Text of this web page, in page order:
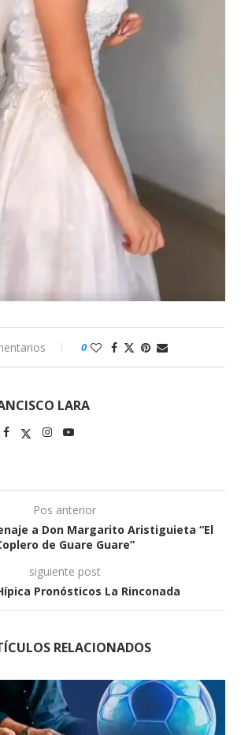
0
LARA
Pos anterior
a Don Margarito Aristiguieta “El
de Guare Guare”
siguiente post
Pronósticos La Rinconada
RELACIONADOS